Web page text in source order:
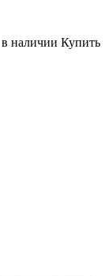
в наличии Купить